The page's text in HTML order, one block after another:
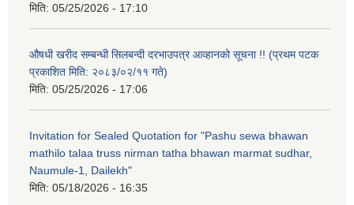
मिति: 05/25/2026 - 17:10
औषधी खरीद सम्बन्धी सिलबन्दी दरभाउपत्र आव्हानको सूचना !! (प्रथम पटक
प्रकाशित मिति: २०८३/०२/११ गते)
मिति: 05/25/2026 - 17:06
Invitation for Sealed Quotation for "Pashu sewa bhawan
mathilo talaa truss nirman tatha bhawan marmat sudhar,
Naumule-1, Dailekh"
मिति: 05/18/2026 - 16:35